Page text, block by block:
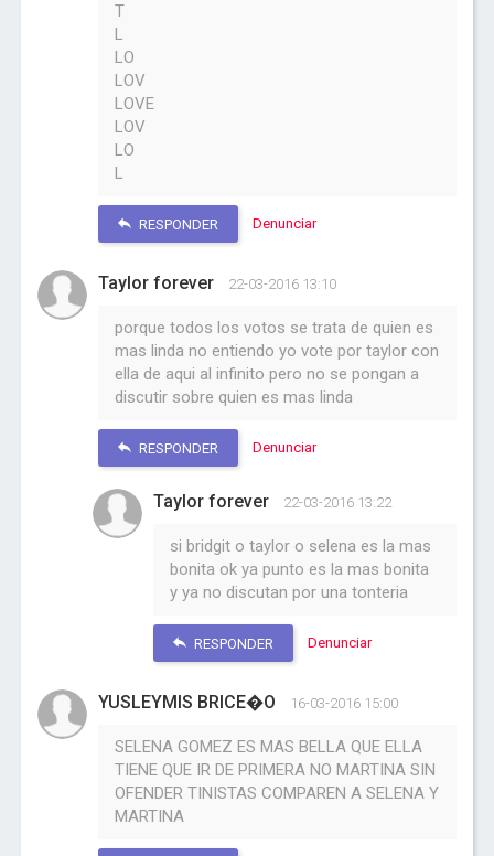
T
L
LO
LOV
LOVE
LOV
LO
L
RESPONDER Denunciar
Taylor forever 22-03-2016 13:10
porque todos los votos se trata de quien es
mas linda no entiendo yo vote por taylor con
ella de aqui al infinito pero no se pongan a
discutir sobre quien es mas linda
RESPONDER Denunciar
Taylor forever 22-03-2016 13:22
si bridgit o taylor o selena es la mas
bonita ok ya punto es la mas bonita
y ya no discutan por una tonteria
RESPONDER Denunciar
YUSLEYMIS BRICE�O 16-03-2016 15:00
SELENA GOMEZ ES MAS BELLA QUE ELLA
TIENE QUE IR DE PRIMERA NO MARTINA SIN
OFENDER TINISTAS COMPAREN A SELENA Y
MARTINA